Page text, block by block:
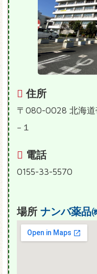
住所
〒080-0028 北海道
−１
電話
0155-33-5570
場所 ナンバ薬品